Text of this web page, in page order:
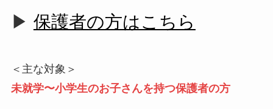
▶ 保護者の方はこちら
＜主な対象＞
未就学〜小学生のお子さんを持つ保護者の方